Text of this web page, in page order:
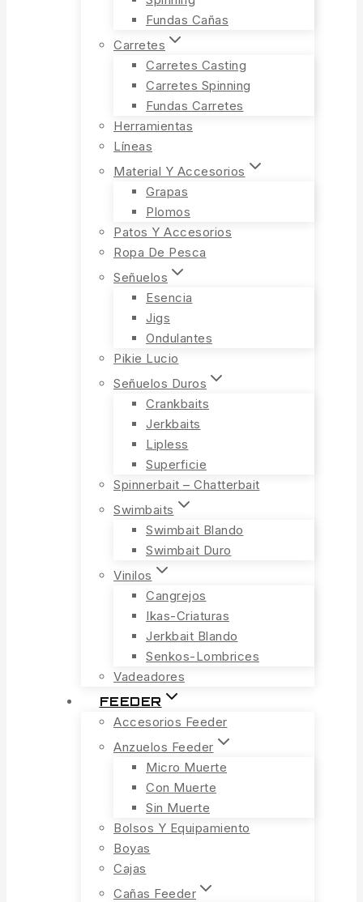
Fundas Cañas
Carretes
Carretes Casting
Carretes Spinning
Fundas Carretes
Herramientas
Líneas
Material Y Accesorios
Grapas
Plomos
Patos Y Accesorios
Ropa De Pesca
Señuelos
Esencia
Jigs
Ondulantes
Pikie Lucio
Señuelos Duros
Crankbaits
Jerkbaits
Lipless
Superficie
Spinnerbait – Chatterbait
Swimbaits
Swimbait Blando
Swimbait Duro
Vinilos
Cangrejos
Ikas-Criaturas
Jerkbait Blando
Senkos-Lombrices
Vadeadores
FEEDER
Accesorios Feeder
Anzuelos Feeder
Micro Muerte
Con Muerte
Sin Muerte
Bolsos Y Equipamiento
Boyas
Cajas
Cañas Feeder